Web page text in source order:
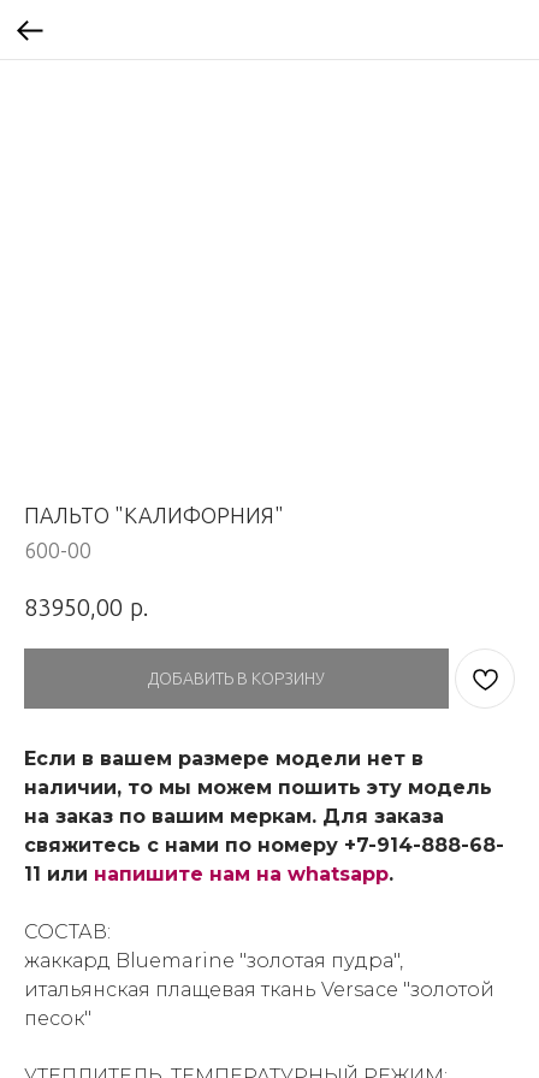
ПАЛЬТО "КАЛИФОРНИЯ"
600-00
83950,00 р.
ДОБАВИТЬ В КОРЗИНУ
Если в вашем размере модели нет в
наличии, то мы можем пошить эту модель
на заказ по вашим меркам. Для заказа
свяжитесь с нами по номеру +7-914-888-68-
11 или напишите нам на whatsapp.
СОСТАВ:
жаккард Bluemarine "золотая пудра",
итальянская плащевая ткань Versace "золотой
песок"